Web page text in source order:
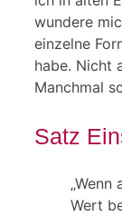
wundere
einzelne
habe. Nicht
Manchmal
Satz
„Wenn
Wert